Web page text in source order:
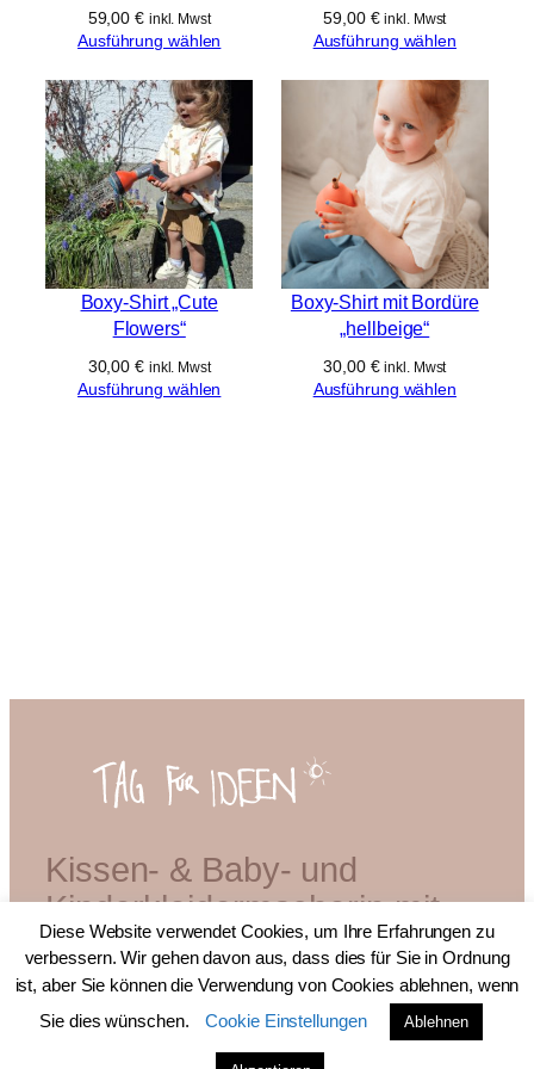
59,00€ inkl. Mwst
Ausführung wählen
59,00 € inkl. Mwst
Ausführung wählen
Boxy-Shirt „Cute
Flowers“
30,00€ inkl. Mwst
Ausführung wählen
Boxy-Shirt mit Bordüre
„hellbeige“
30,00 € inkl. Mwst
Ausführung wählen
Kissen- & Baby- und
Kinderkleidermacherin mit
Diplom
© 2026 bei Tag für Ideen.
Diese Website verwendet Cookies, um Ihre Erfahrungen zu
verbessern. Wir gehen davon aus, dass dies für Sie in Ordnung
ist, aber Sie können die Verwendung von Cookies ablehnen, wenn
Sie dies wünschen.
Cookie Einstellungen Ablehnen